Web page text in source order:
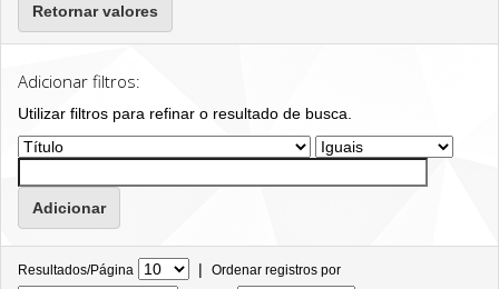
Retornar valores
Adicionar filtros:
Utilizar filtros para refinar o resultado de busca.
Resultados/Página | Ordenar registros por